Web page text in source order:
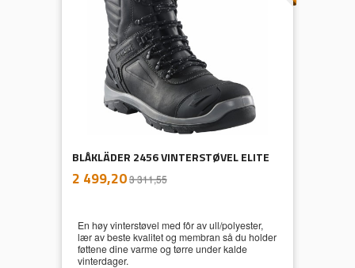
BLÅKLÄDER 2456 VINTERSTØVEL ELITE
Tilbud
2 499,203 311,55mva.
En høy vinterstøvel med fôr av ull/polyester,
lær av beste kvalitet og membran så du holder
føttene dine varme og tørre under kalde
vinterdager.